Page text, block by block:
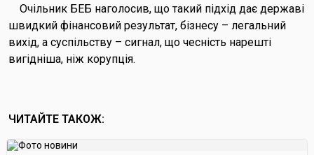
Очільник БЕБ наголосив, що такий підхід дає державі
швидкий фінансовий результат, бізнесу – легальний
вихід, а суспільству – сигнал, що чесність нарешті
вигідніша, ніж корупція.
ЧИТАЙТЕ ТАКОЖ: